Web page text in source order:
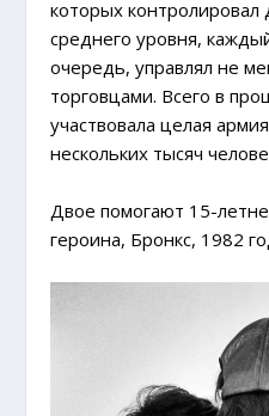
которых
среднего уровня,
очередь, управлял не
торговцами. Всего в
участвовала целая
нескольких тысяч
Двое помогают 15-
героина, Бронкс, 1982